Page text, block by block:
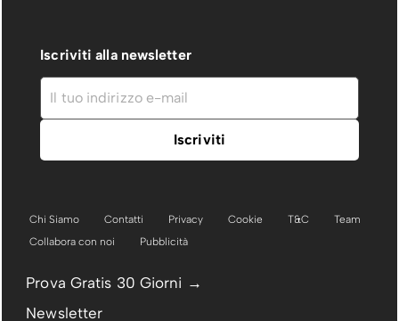
Iscriviti alla newsletter
Chi Siamo Contatti Privacy Cookie T&C
Team
Collabora con noi
Pubblicità
Prova Gratis 30 Giorni →
Newsletter